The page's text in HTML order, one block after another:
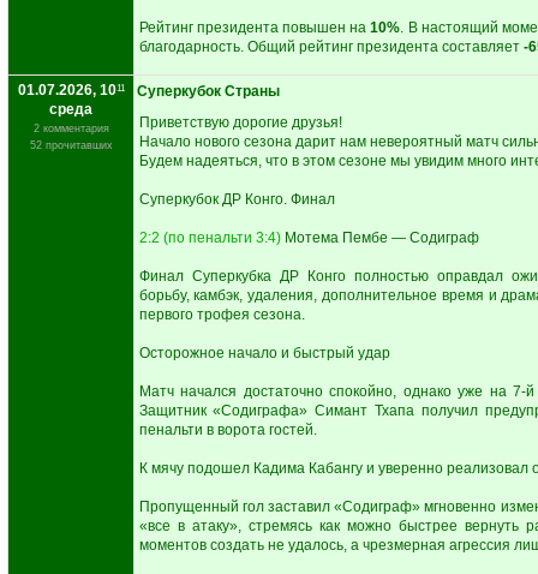
Рейтинг президента повышен на10%. В настоящий
благодарность. Общий рейтинг президента составляет -
01.07.2026, 1011
среда
2 комментария
52 прочитавших
Суперкубок Страны
Приветствую дорогие друзья!
Начало нового сезона дарит нам невероятный матч
Будем надеяться, что в этом сезоне мы увидим много
Суперкубок ДР Конго. Финал
2:2 (по пенальти 3:4)Мотема Пембе — Содиграф
Финал Суперкубка ДР Конго полностью оправдал
борьбу, камбэк, удаления, дополнительное время и
первого трофея сезона.
Осторожное начало и быстрый удар
Матч начался достаточно спокойно, однако уже на 7-
Защитник «Содиграфа» Симант Тхапа получил
пенальти в ворота гостей.
К мячу подошел Кадима Кабангу и уверенно
Пропущенный гол заставил «Содиграф» мгновенно
«все в атаку», стремясь как можно быстрее вернуть
моментов создать не удалось, а чрезмерная агрессия